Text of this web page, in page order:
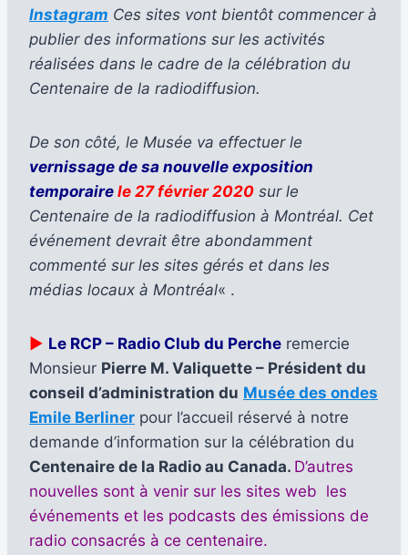
Instagram Ces sites vont bientôt commencer à
publier des informations sur les activités
réalisées dans le cadre de la célébration du
Centenaire de la radiodiffusion.
De son côté, le Musée va effectuer le
vernissage de sa nouvelle exposition
temporaire le 27 février 2020 sur le
Centenaire de la radiodiffusion à Montréal. Cet
événement devrait être abondamment
commenté sur les sites gérés et dans les
médias locaux à Montréal« .
► Le RCP – Radio Club du Perche remercie
Monsieur Pierre M. Valiquette – Président du
conseil d’administration du Musée des ondes
Emile Berliner pour l’accueil réservé à notre
demande d’information sur la célébration du
Centenaire de la Radio au Canada. D’autres
nouvelles sont à venir sur les sites web les
événements et les podcasts des émissions de
radio consacrés à ce centenaire.